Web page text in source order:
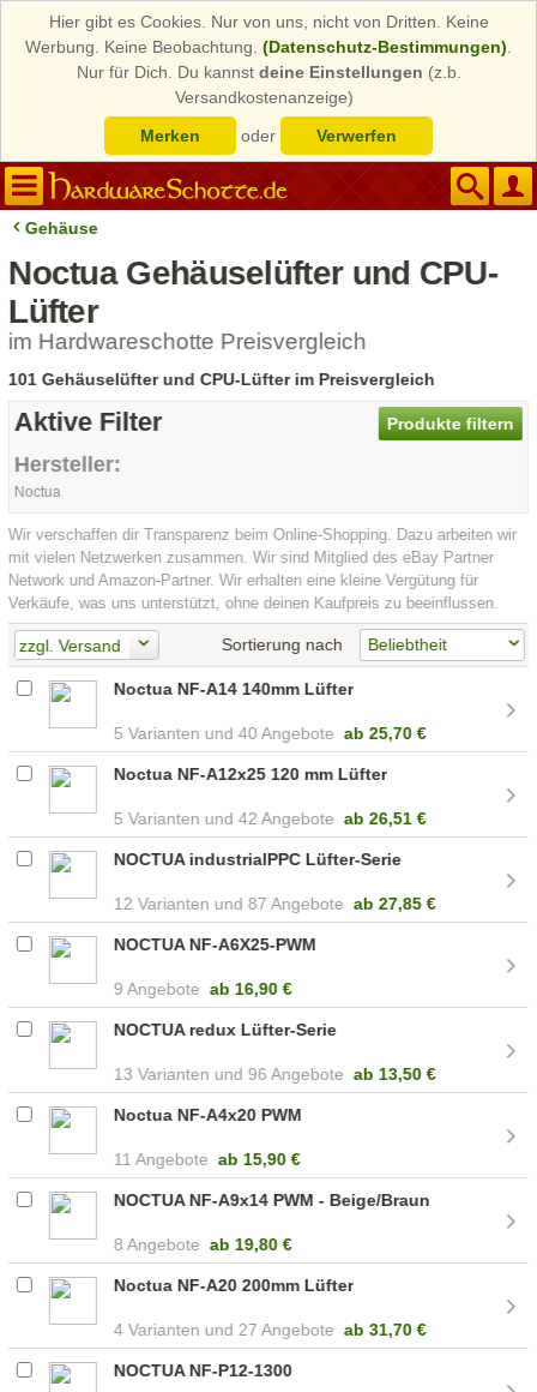
Hier gibt es Cookies. Nur von uns, nicht von Dritten. Keine
Werbung. Keine Beobachtung. (Datenschutz-Bestimmungen)
Nur für Dich. Du kannst deine Einstellungen (z.b.
Versandkostenanzeige)
Merken
oder Verwerfen
Gehäuse
Noctua Gehäuselüfter und CPU-
Lüfter
im Hardwareschotte Preisvergleich
101 Gehäuselüfter und CPU-Lüfter im Preisvergleich
Produkte filtern
Aktive Filter
Hersteller:
Noctua
Wir verschaffen dir Transparenz beim Online-Shopping. Dazu arbeiten wir
mit vielen Netzwerken zusammen. Wir sind Mitglied des eBay Partner
Network und Amazon-Partner. Wir erhalten eine kleine Vergütung für
Verkäufe, was uns unterstützt, ohne deinen Kaufpreis zu beeinflussen.
zzgl. Versand Sortierung nach
Noctua NF-A14 140mm Lüfter
5 40 Angebote ab 25,70 €
Noctua NF-A12x25 120 mm Lüfter
5 42 Angebote ab 26,51 €
NOCTUA industrialPPC Lüfter-Serie
12 87 Angebote ab 27,85 €
NOCTUA NF-A6X25-PWM
9 Angebote ab 16,90 €
NOCTUA redux Lüfter-Serie
13 96 Angebote ab 13,50 €
Noctua NF-A4x20 PWM
11 Angebote ab 15,90 €
NOCTUA NF-A9x14 PWM - Beige/Braun
8 Angebote ab 19,80 €
Noctua NF-A20 200mm Lüfter
4 27 Angebote ab 31,70 €
NOCTUA NF-P12-1300